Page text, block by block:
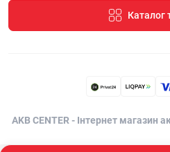
Каталог
AKB CENTER - Інтернет магазин